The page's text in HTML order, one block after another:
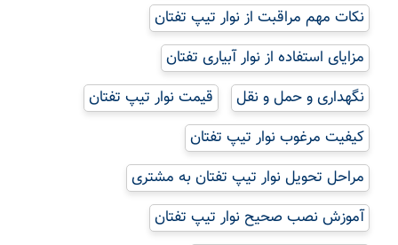
نکات مهم مراقبت از نوار تیپ تفتان
مزایای استفاده از نوار آبیاری تفتان
نگهداری و حمل و نقل
قیمت نوار تیپ تفتان
کیفیت مرغوب نوار تیپ تفتان
مراحل تحویل نوار تیپ تفتان به مشتری
آموزش نصب صحیح نوار تیپ تفتان